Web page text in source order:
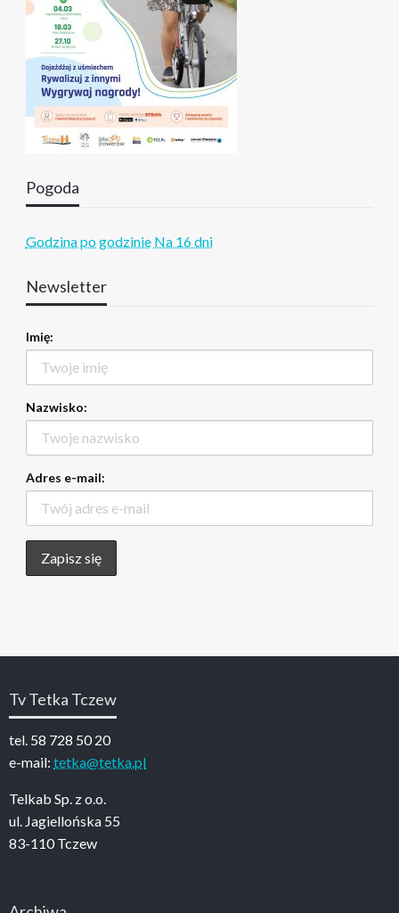
Pogoda
Godzina po godzinie Na 16 dni
Newsletter
Imię:
Nazwisko:
Adres e-mail:
Tv Tetka Tczew
tel. 58 728 50 20
e-mail: tetka@tetka.pl
Telkab Sp. z o.o.
ul. Jagiellońska 55
83-110 Tczew